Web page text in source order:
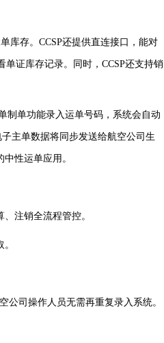
存。CCSP还提供直连接口，能对
单证库存记录。同时，CCSP还支持销
单功能录入运单号码，系统会自动
主单数据将同步发送给航空公司生
性运单应用。
注销全流程管控。
司操作人员无需再重复录入系统。